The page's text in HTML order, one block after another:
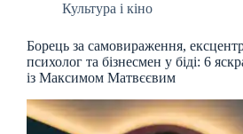
Культура і кіно
Борець за самовираження,
психолог та бізнесмен у біді: 6
із Максимом Матвєєвим